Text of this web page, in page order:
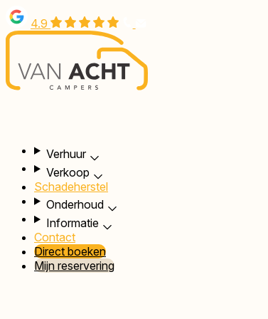
Overslaan
en
naar
inhoud
gaan
4.9
Verhuur
Verkoop
Schadeherstel
Onderhoud
Informatie
Contact
Direct boeken
Mijn reservering